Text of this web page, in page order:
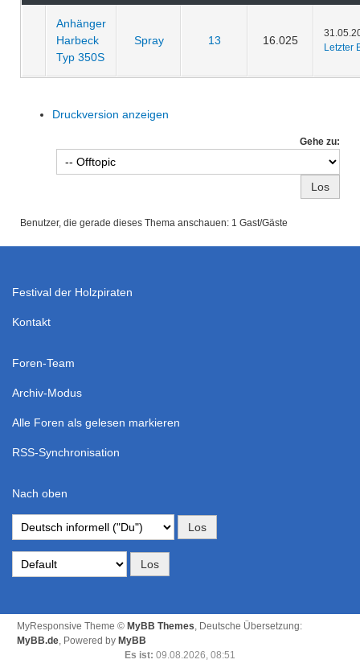
Anhänger
Harbeck
Typ 350S
Spray 13 16.025
Letzter
Druckversion anzeigen
Gehe zu:
Benutzer, die gerade dieses Thema anschauen: 1 Gast/Gäste
Festival der Holzpiraten
Kontakt
Foren-Team
Archiv-Modus
Alle Foren als gelesen markieren
RSS-Synchronisation
Nach oben
MyResponsive Theme © MyBB Themes, Deutsche Übersetzung:
MyBB.de, Powered by MyBB
Es ist: 09.08.2026, 08:51